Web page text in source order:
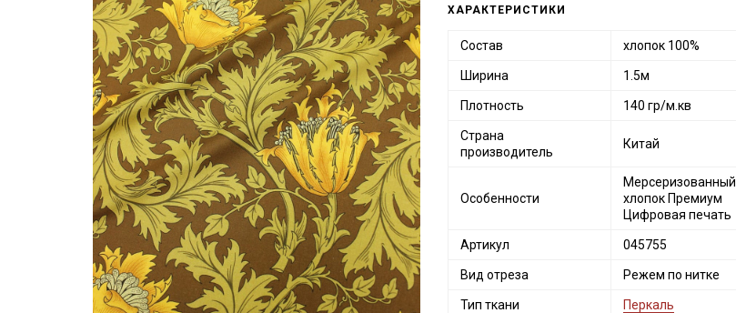
ХАРАКТЕРИСТИКИ
Состав хлопок 100%
Ширина 1.5м
Плотность 140 гр/м.кв
Страна
производитель
Китай
Особенности
Мерсеризованный
хлопок Премиум
Цифровая печать
Артикул 045755
Вид отреза Режем по нитке
Тип ткани Перкаль